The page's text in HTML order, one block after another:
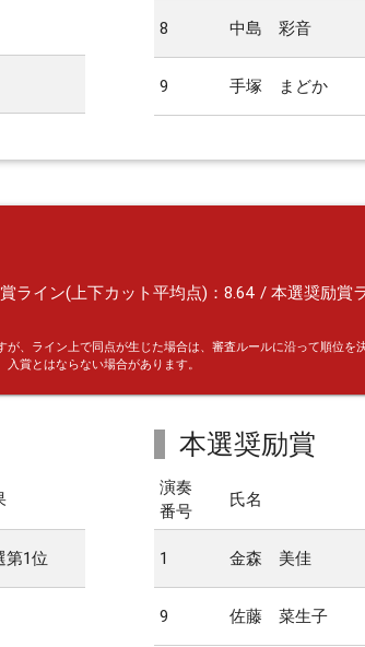
8 中島 彩音
9 手塚 まどか
ライン(上下カット平均点)：8.64 / 本選奨励賞
、ライン上で同点が生じた場合は、審査ルールに沿って順位を決
賞とはならない場合があります。
第1位
本選奨励賞
演奏
番号
氏名
1 金森 美佳
9 佐藤 菜生子